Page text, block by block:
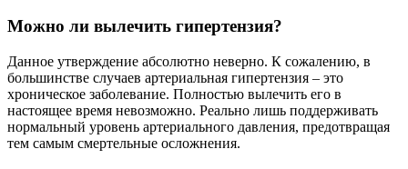
Можно ли вылечить гипертензия?
Данное утверждение абсолютно неверно. К сожалению, в
большинстве случаев артериальная гипертензия – это
хроническое заболевание. Полностью вылечить его в
настоящее время невозможно. Реально лишь поддерживать
нормальный уровень артериального давления, предотвращая
тем самым смертельные осложнения.